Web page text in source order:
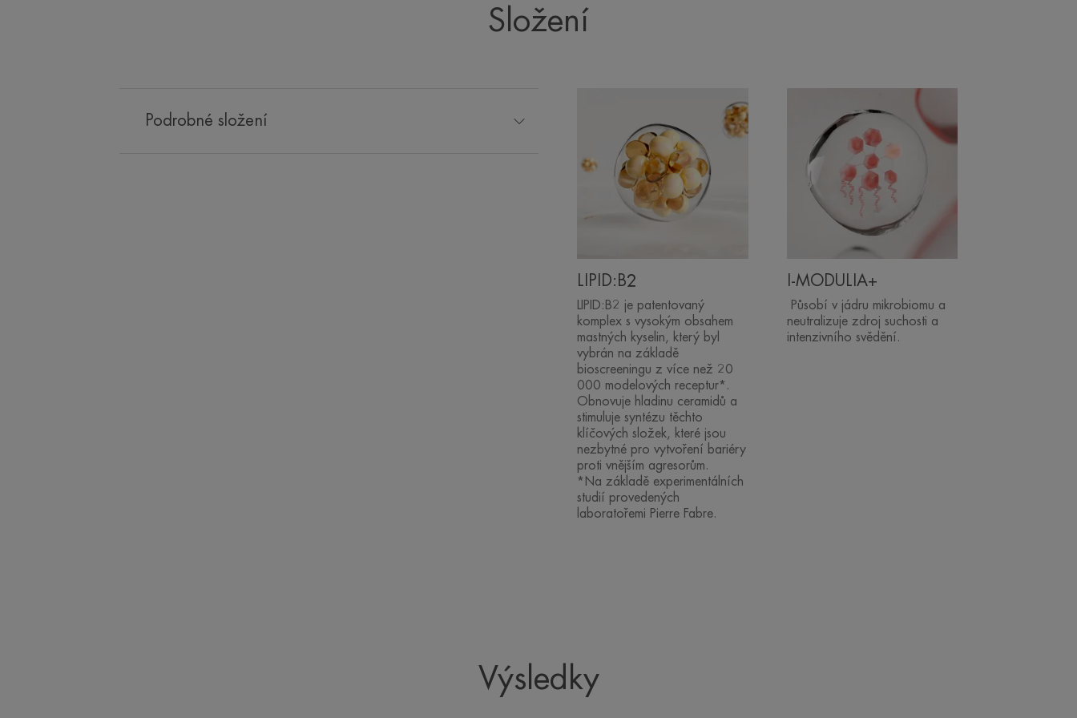
Složení
Podrobné složení
LIPID:B2
LIPID:B2 je patentovaný
komplex s vysokým obsahem
mastných kyselin, který byl
vybrán na základě
bioscreeningu z více než 20
000 modelových receptur*.
Obnovuje hladinu ceramidů a
stimuluje syntézu těchto
klíčových složek, které jsou
nezbytné pro vytvoření bariéry
proti vnějším agresorům.
*Na základě experimentálních
studií provedených
laboratořemi Pierre Fabre.
I-MODULIA+
Působí v jádru mikrobiomu a
neutralizuje zdroj suchosti a
intenzivního svědění.
Výsledky